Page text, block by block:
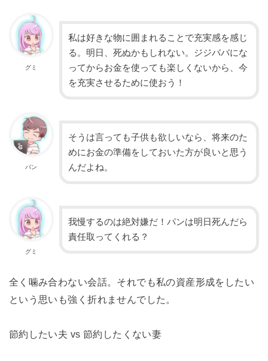
グミ
私は好きな物に囲まれることで充実感を感じ
る。明日、死ぬかもしれない。ジジババにな
ってからお金を使っても楽しくないから、今
を充実させるために使おう！
パン
そうは言っても子供も欲しいなら、将来のた
めにお金の準備をしておいた方が良いと思う
んだよね。
グミ
我慢するのは絶対嫌だ！パンは明日死んだら
責任取ってくれる？
全く噛み合わない会話。それでも私の資産形成をしたい
という思いも強く折れませんでした。
節約したい夫 vs 節約したくない妻